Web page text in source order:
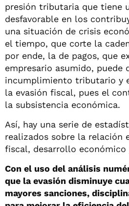
presión tributaria que tiene
desfavorable en los
una situación de crisis
el tiempo, que corte la
por ende, la de pagos, que
empresario asumido, puede
incumplimiento tributario y
la evasión fiscal, pues el
la subsistencia económica.
Así, hay una serie de
realizados sobre la relación
fiscal, desarrollo económico
Con el uso del análisis
que la evasión disminuye
mayores sanciones,